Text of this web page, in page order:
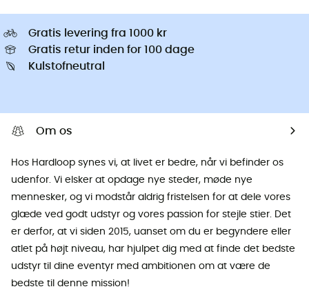
Gratis levering fra 1000 kr
Gratis retur inden for 100 dage
Kulstofneutral
Om os
Hos Hardloop synes vi, at livet er bedre, når vi befinder os
udenfor. Vi elsker at opdage nye steder, møde nye
mennesker, og vi modstår aldrig fristelsen for at dele vores
glæde ved godt udstyr og vores passion for stejle stier. Det
er derfor, at vi siden 2015, uanset om du er begyndere eller
atlet på højt niveau, har hjulpet dig med at finde det bedste
udstyr til dine eventyr med ambitionen om at være de
bedste til denne mission!